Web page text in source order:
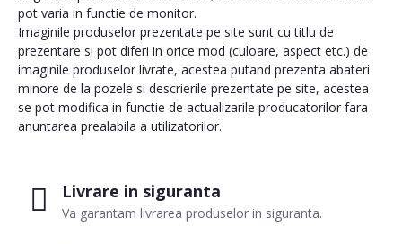
Livrare in siguranta
Va garantam livrarea produselor in siguranta.
pot varia in functie de monitor.
Imaginile produselor prezentate pe site sunt cu titlu de
prezentare si pot diferi in orice mod (culoare, aspect etc.) de
imaginile produselor livrate, acestea putand prezenta abateri
minore de la pozele si descrierile prezentate pe site, acestea
se pot modifica in functie de actualizarile producatorilor fara
anuntarea prealabila a utilizatorilor.